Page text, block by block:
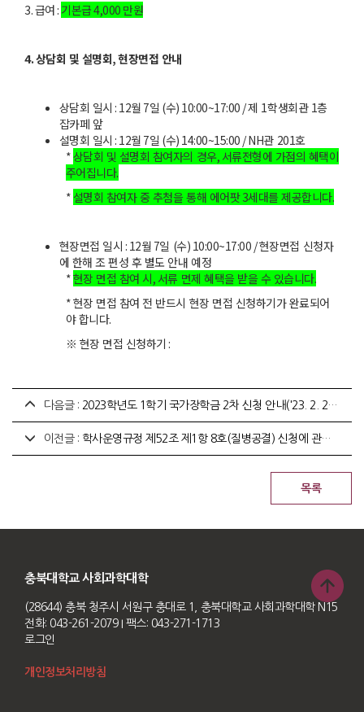
3.급여 : 기본급4,000 만원
4.상담회 및 설명회,현장면접 안내
상담회 일시 : 12월 7일 (수) 10:00~17:00 /제 1학생회관 1층
잡카페 앞
설명회 일시 : 12월 7일 (수) 14:00~15:00 / NH관 201호
*상담회 및 설명회 참여자의 경우, 서류전형에 가점의 혜택이
주어집니다.
* 설명회 참여자 중 추첨을 통해 에어팟3세대를 제공합니다.
현장면접 일시 : 12월 7일 (수) 10:00~17:00 /현장면접 신청자
에 한해 조 편성 후 별도 안내 예정
*현장 면접 참여 시, 서류 면제 혜택을 받을 수 있습니다.
*현장 면접 참여 전 반드시 현장 면접 신청하기가 완료되어
야 합니다.
※ 현장 면접 신청하기 :
다음글 : 2023학년도 1학기 국가장학금 2차 신청 안내('23. 2. 2.~3. 15. 18:00)
이전글 : 학사운영규정 제52조 제1항 8호(질병공결) 신청에 관한 사항 안내
충북대학교 사회과학대학
(28644) 충북 청주시 서원구 충대로 1, 충북대학교 사회과학대학 N15
전화: 043-261-2079 I 팩스: 043-271-1713
로그인
개인정보처리방침